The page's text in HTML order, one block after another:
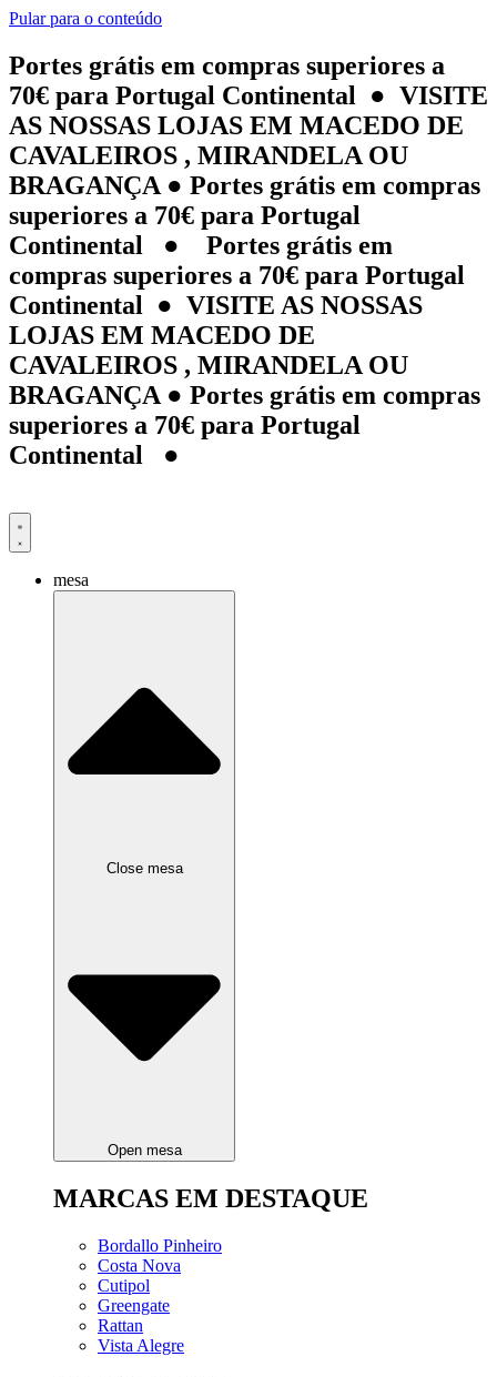
Pular para o conteúdo
Portes grátis em compras superiores a
70€ para Portugal Continental ● VISITE
AS NOSSAS LOJAS EM MACEDO DE
CAVALEIROS , MIRANDELA OU
BRAGANÇA ● Portes grátis em compras
superiores a 70€ para Portugal
Continental ● Portes grátis em
compras superiores a 70€ para Portugal
Continental ● VISITE AS NOSSAS
LOJAS EM MACEDO DE
CAVALEIROS , MIRANDELA OU
BRAGANÇA ● Portes grátis em compras
superiores a 70€ para Portugal
Continental ●
mesa
Close mesa
Open mesa
MARCAS EM DESTAQUE
Bordallo Pinheiro
Costa Nova
Cutipol
Greengate
Rattan
Vista Alegre